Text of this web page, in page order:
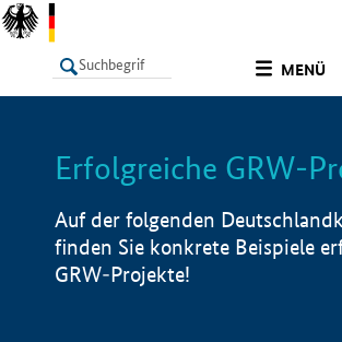
MENÜ
LISTE
Erfolgreiche GRW-
Auf der folgenden
finden Sie konkrete Beispiele
GRW-Projekte!